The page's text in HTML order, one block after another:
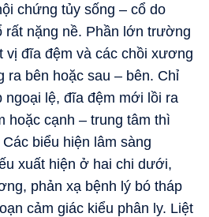
chứng tủy sống – cổ do
rất nặng nề. Phần lớn trường
vị đĩa đệm và các chồi xương
ra bên hoặc sau – bên. Chỉ
lệ, đĩa đệm mới lồi ra
hoặc cạnh – trung tâm thì
biểu hiện lâm sàng
xuất hiện ở hai chi dưới,
phản xạ bệnh lý bó tháp
cảm giác kiểu phân ly. Liệt